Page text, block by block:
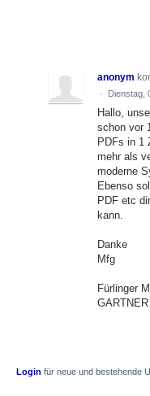
anonym
· Dienstag,
Hallo,
schon vor
PDFs in 1
mehr als
moderne
Ebenso
PDF etc
kann.
Danke
Mfg
Fürlinger
Login für neue und bestehende